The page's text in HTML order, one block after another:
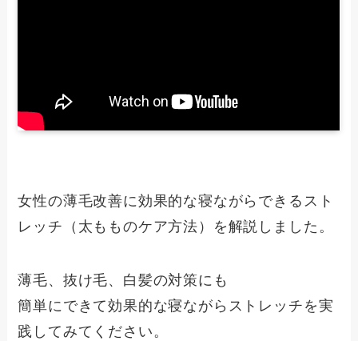
女性の薄毛改善に効果的な寝ながらできるスト
レッチ（太もものケア方法）を解説しました。
薄毛、抜け毛、白髪の対策にも
簡単にできて効果的な寝ながらストレッチを実
践してみてください。